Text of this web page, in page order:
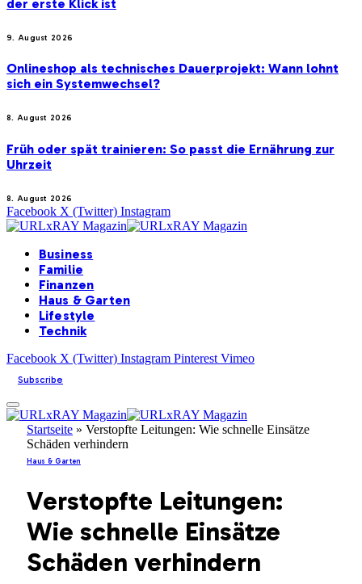
der erste Klick ist
9. August 2026
Onlineshop als technisches Dauerprojekt: Wann lohnt
sich ein Systemwechsel?
8. August 2026
Früh oder spät trainieren: So passt die Ernährung zur
Uhrzeit
8. August 2026
Facebook X (Twitter) Instagram
Business
Familie
Finanzen
Haus & Garten
Lifestyle
Technik
Facebook X (Twitter) Instagram Pinterest Vimeo
Subscribe
Startseite » Verstopfte Leitungen: Wie schnelle Einsätze
Schäden verhindern
Haus & Garten
Verstopfte Leitungen:
Wie schnelle Einsätze
Schäden verhindern